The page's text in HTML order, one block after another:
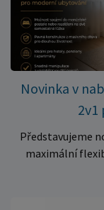
kvalitní matraci
trhu. Akce platí
Novinka v
2v1
Představujeme
maximální